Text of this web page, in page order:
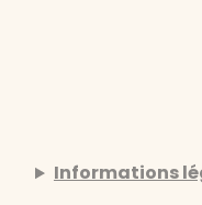
Informations